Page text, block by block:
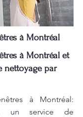
à Montréal
à Montréal et
nettoyage par
à Montréal:
un service de